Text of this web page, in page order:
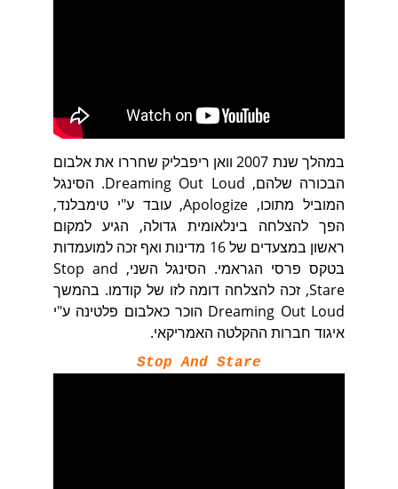
במהלך שנת 2007 וואן ריפבליק שחררו את אלבום
הבכורה שלהם, Dreaming Out Loud. הסינגל
המוביל מתוכו, Apologize, עובד ע"י טימבלנד,
הפך להצלחה בינלאומית גדולה, הגיע למקום
ראשון במצעדים של 16 מדינות ואף זכה למועמדות
בטקס פרסי הגראמי. הסינגל השני, Stop and
Stare, זכה להצלחה דומה לזו של קודמו. בהמשך
Dreaming Out Loud הוכר כאלבום פלטינה ע"י
איגוד חברות ההקלטה האמריקאי.
Stop And Stare